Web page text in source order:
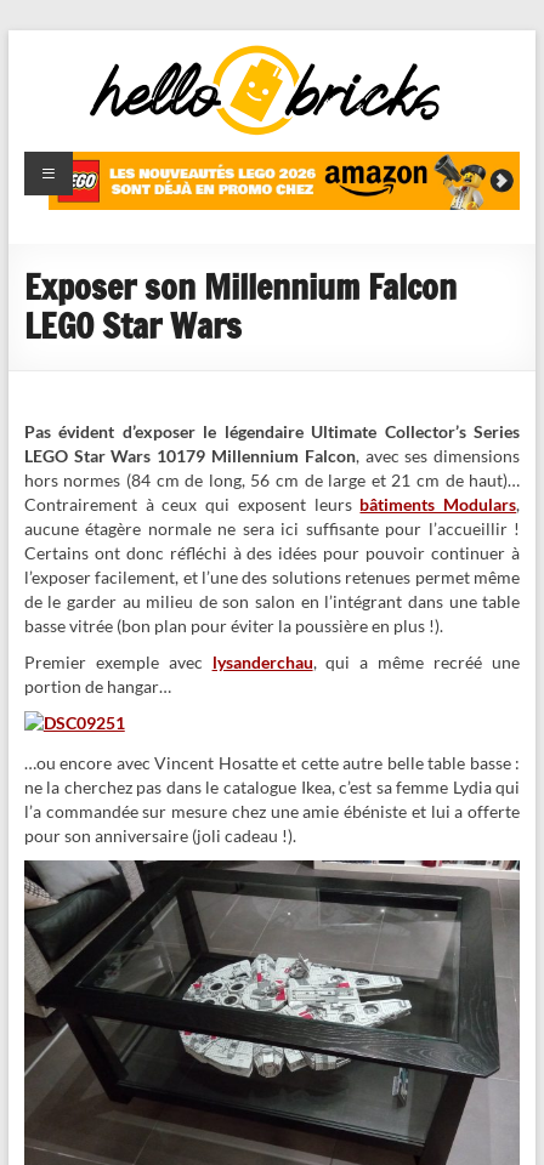
HelloBricks
Blog LEGO,
nouveaut�s
reviews
Exposer son Millennium Falcon
LEGO Star Wars
Pas évident d’exposer le légendaire Ultimate Collector’s Series
LEGO Star Wars 10179 Millennium Falcon, avec ses dimensions
hors normes (84 cm de long, 56 cm de large et 21 cm de haut)…
Contrairement à ceux qui exposent leurs bâtiments Modulars,
aucune étagère normale ne sera ici suffisante pour l’accueillir !
Certains ont donc réfléchi à des idées pour pouvoir continuer à
l’exposer facilement, et l’une des solutions retenues permet même
de le garder au milieu de son salon en l’intégrant dans une table
basse vitrée (bon plan pour éviter la poussière en plus !).
Premier exemple avec lysanderchau, qui a même recréé une
portion de hangar…
…ou encore avec Vincent Hosatte et cette autre belle table basse :
ne la cherchez pas dans le catalogue Ikea, c’est sa femme Lydia qui
l’a commandée sur mesure chez une amie ébéniste et lui a offerte
pour son anniversaire (joli cadeau !).